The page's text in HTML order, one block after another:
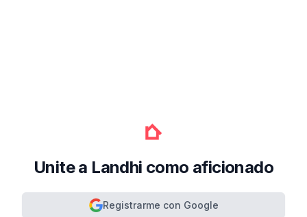
Unite a Landhi como aficionado
Registrarme con Google